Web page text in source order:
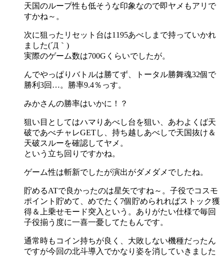
天国のループ性も低そうな印象なので即ヤメもアリで
すかね～。
次に狙ったリセット台は1195あべしまで持っていかれ
ました(´Д｀)
実際のゲーム数は700Gくらいでしたが。
んでやっぱりバトルは勝てず、トータル勝舞魂32個で
勝利3回…。勝率9.4％っす。
みかさんの勝率はいかに！？
狙い目としてはハマりあべし台を狙い、あわよくば天
破であべチャレGETし、持ち越しあべしで天国抜け＆
天破スルーを確認してヤメ。
という立ち回りですかね。
ゲーム性は斬新でしたが演出がダメダメでしたね。
貯めるATで良かったのは星矢ですね～。子役でコスモ
ポイント貯めて、めでたく7個貯められればストック獲
得＆上乗せモード突入という。ありがたい仕様で毎回
子役揃う度に一喜一憂してたもんです。
通常時もコイン持ちが良く、大敗しない機種だったん
ですが今回の北斗導入でかなり姿を消していきました